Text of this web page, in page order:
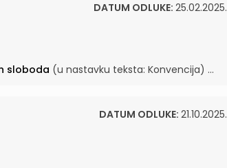
DATUM ODLUKE: 25.02.2025.
sloboda (u nastavku teksta: Konvencija) ...
DATUM ODLUKE: 21.10.2025.